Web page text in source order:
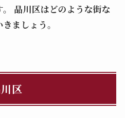
品川区はどのような街な
ましょう。
区